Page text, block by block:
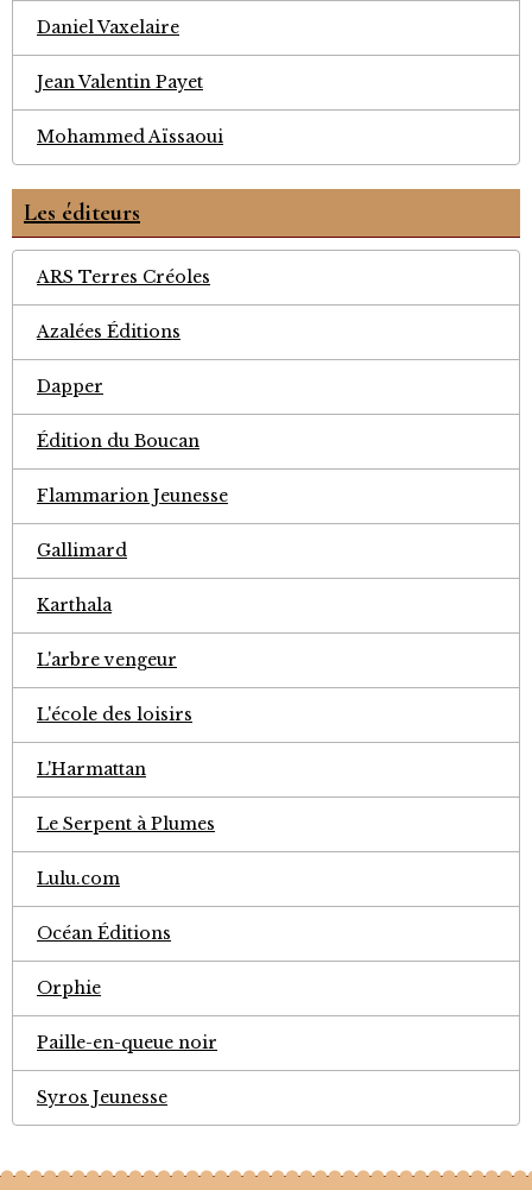
Daniel Vaxelaire
Jean Valentin Payet
Mohammed Aïssaoui
Les éditeurs
ARS Terres Créoles
Azalées Éditions
Dapper
Édition du Boucan
Flammarion Jeunesse
Gallimard
Karthala
L'arbre vengeur
L'école des loisirs
L'Harmattan
Le Serpent à Plumes
Lulu.com
Océan Éditions
Orphie
Paille-en-queue noir
Syros Jeunesse